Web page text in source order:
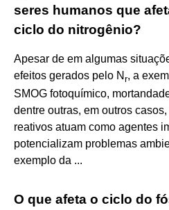
seres humanos que
ciclo do nitrogênio?
Apesar de em algumas
efeitos gerados pelo N r, a
SMOG fotoquímico,
dentre outras, em outros
reativos atuam como agentes
potencializam problemas
exemplo da ...
O que afeta o ciclo do